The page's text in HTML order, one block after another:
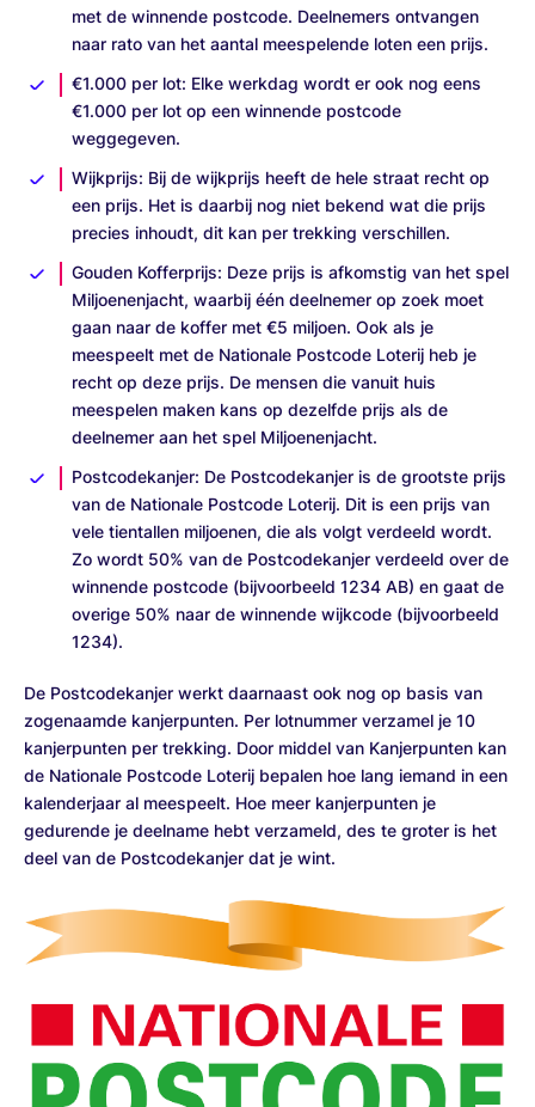
met de winnende postcode. Deelnemers ontvangen
naar rato van het aantal meespelende loten een prijs.
€1.000 per lot: Elke werkdag wordt er ook nog eens
€1.000 per lot op een winnende postcode
weggegeven.
Wijkprijs: Bij de wijkprijs heeft de hele straat recht op
een prijs. Het is daarbij nog niet bekend wat die prijs
precies inhoudt, dit kan per trekking verschillen.
Gouden Kofferprijs: Deze prijs is afkomstig van het spel
Miljoenenjacht, waarbij één deelnemer op zoek moet
gaan naar de koffer met €5 miljoen. Ook als je
meespeelt met de Nationale Postcode Loterij heb je
recht op deze prijs. De mensen die vanuit huis
meespelen maken kans op dezelfde prijs als de
deelnemer aan het spel Miljoenenjacht.
Postcodekanjer: De Postcodekanjer is de grootste prijs
van de Nationale Postcode Loterij. Dit is een prijs van
vele tientallen miljoenen, die als volgt verdeeld wordt.
Zo wordt 50% van de Postcodekanjer verdeeld over de
winnende postcode (bijvoorbeeld 1234 AB) en gaat de
overige 50% naar de winnende wijkcode (bijvoorbeeld
1234).
De Postcodekanjer werkt daarnaast ook nog op basis van
zogenaamde kanjerpunten. Per lotnummer verzamel je 10
kanjerpunten per trekking. Door middel van Kanjerpunten kan
de Nationale Postcode Loterij bepalen hoe lang iemand in een
kalenderjaar al meespeelt. Hoe meer kanjerpunten je
gedurende je deelname hebt verzameld, des te groter is het
deel van de Postcodekanjer dat je wint.